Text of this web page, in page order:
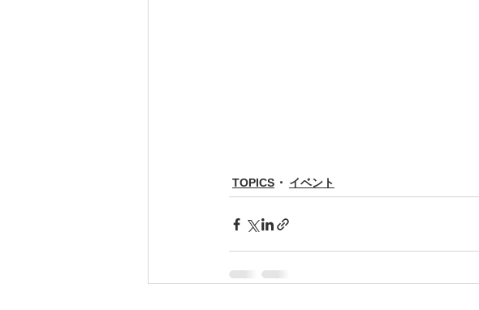
TOPICS イベント